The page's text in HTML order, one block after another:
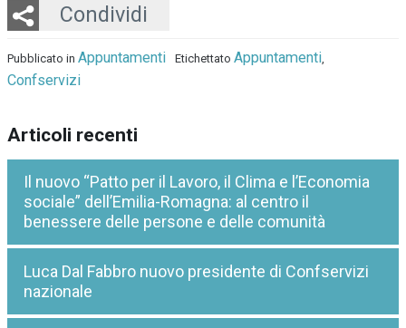
Condividi
Twitter
LinkedIn
Email
Whatsapp
Pubblicato in Appuntamenti Etichettato Appuntamenti
Confservizi
Articoli recenti
Il nuovo “Patto per il Lavoro, il Clima e l’Economia
sociale” dell’Emilia-Romagna: al centro il
benessere delle persone e delle comunità
Luca Dal Fabbro nuovo presidente di Confservizi
nazionale